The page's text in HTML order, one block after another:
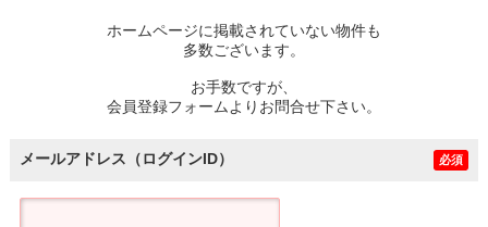
ホームページに掲載されていない物件も
多数ございます。
お手数ですが、
会員登録フォームよりお問合せ下さい。
メールアドレス（ログインID） 必須